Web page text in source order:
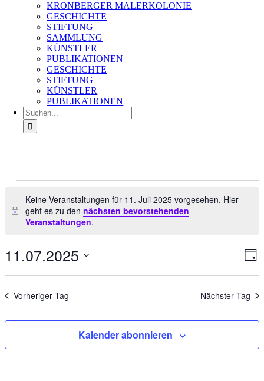
KRONBERGER MALERKOLONIE
GESCHICHTE
STIFTUNG
SAMMLUNG
KÜNSTLER
PUBLIKATIONEN
GESCHICHTE
STIFTUNG
KÜNSTLER
PUBLIKATIONEN
Suche
nach:
11.
Hinweis
Keine Veranstaltungen für 11. Juli 2025 vorgesehen. Hier
geht es zu dennächsten bevorstehenden
Veranstaltungen.
Tag
11.07.2025
Vorheriger Tag Nächster Tag
Kalender abonnieren